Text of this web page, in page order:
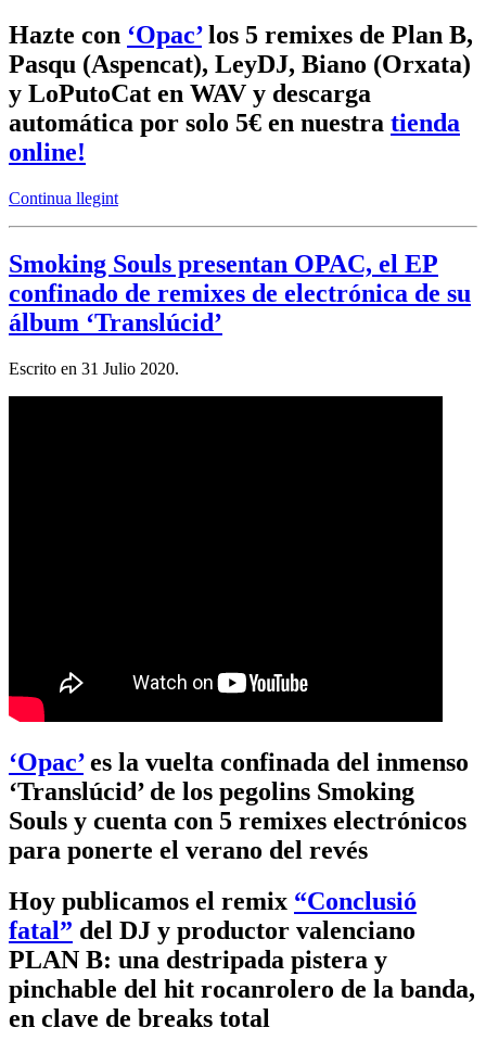
Hazte con ‘Opac’los 5 remixes de Plan B,
Pasqu (Aspencat), LeyDJ, Biano (Orxata)
y LoPutoCat en WAV y descarga
automática por solo 5€ en nuestra tienda
online!
Continua llegint
Smoking Souls presentan OPAC, el EP
confinado de remixes de electrónica de su
álbum ‘Translúcid’
Escrito en 31 Julio 2020.
‘Opac’es la vuelta confinada del inmenso
‘Translúcid’ de los pegolins Smoking
Souls y cuenta con 5 remixes electrónicos
para ponerte el verano del revés
Hoy publicamos el remix “Conclusió
fatal” del DJ y productor valenciano
PLAN B: una destripada pistera y
pinchable del hit rocanrolero de la banda,
en clave de breaks total